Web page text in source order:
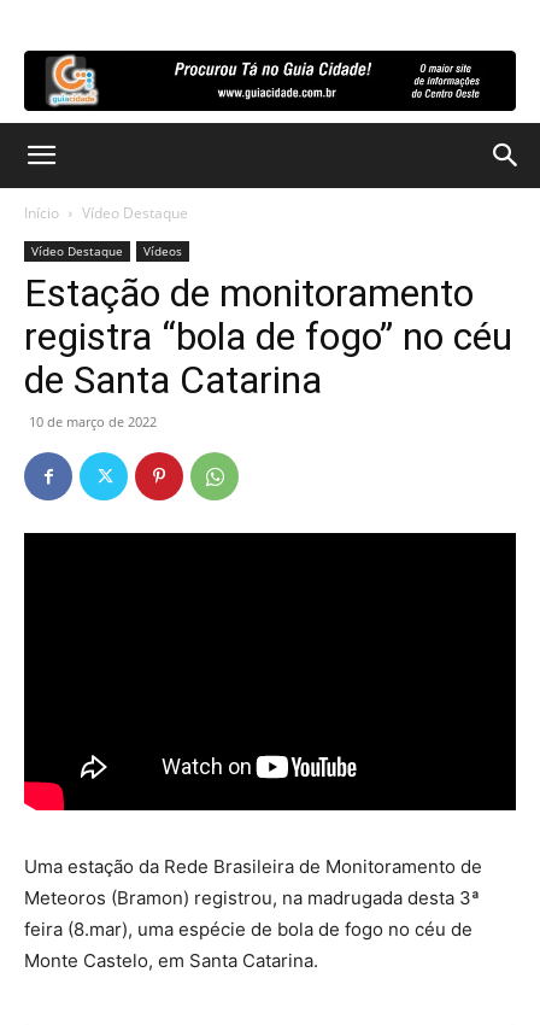
Início Vídeo Destaque
Vídeo Destaque Vídeos
Estação de monitoramento
registra “bola de fogo” no céu
de Santa Catarina
10 de março de 2022
Uma estação da Rede Brasileira de Monitoramento de
Meteoros (Bramon) registrou, na madrugada desta 3ª
feira (8.mar), uma espécie de bola de fogo no céu de
Monte Castelo, em Santa Catarina.